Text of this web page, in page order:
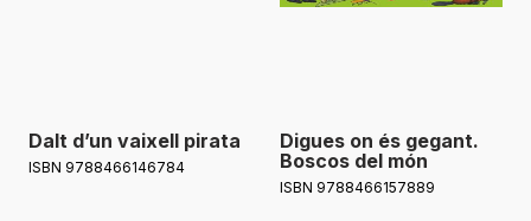
Dalt d’un vaixell pirata
ISBN 9788466146784
Digues on és gegant.
Boscos del món
ISBN 9788466157889